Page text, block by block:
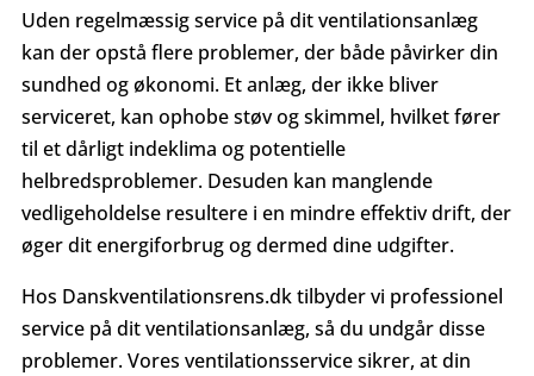
Uden regelmæssig service på dit ventilationsanlæg
kan der opstå flere problemer, der både påvirker din
sundhed og økonomi. Et anlæg, der ikke bliver
serviceret, kan ophobe støv og skimmel, hvilket fører
til et dårligt indeklima og potentielle
helbredsproblemer. Desuden kan manglende
vedligeholdelse resultere i en mindre effektiv drift, der
øger dit energiforbrug og dermed dine udgifter.
Hos Danskventilationsrens.dk tilbyder vi professionel
service på dit ventilationsanlæg, så du undgår disse
problemer. Vores ventilationsservice sikrer, at din